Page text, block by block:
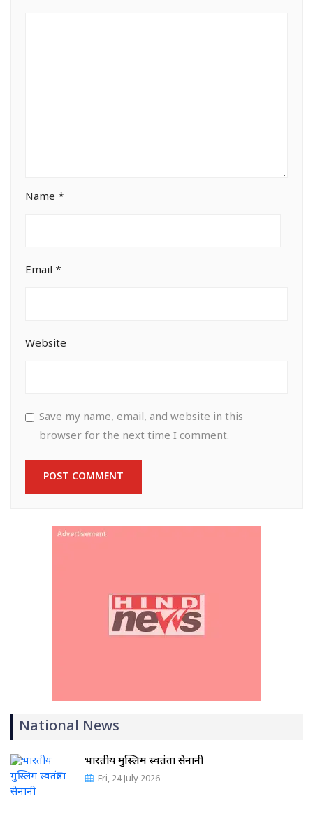
Name *
Email *
Website
Save my name, email, and website in this
browser for the next time I comment.
National News
भारतीय मुस्लिम स्वतंत्रता सेनानी
Fri, 24 July 2026